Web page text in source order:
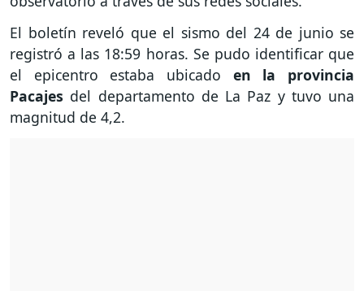
El boletín reveló que el sismo del 24 de junio se
registró a las 18:59 horas. Se pudo identificar que
el epicentro estaba ubicado en la provincia
Pacajes del departamento de La Paz y tuvo una
magnitud de 4,2.